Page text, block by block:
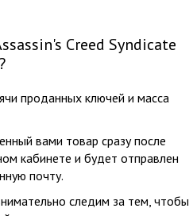
Creed Syndicate
проданных ключей и масса
вами товар сразу после
кабинете и будет отправлен
почту.
следим за тем, чтобы